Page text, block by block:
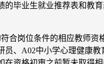
的毕业生就业推荐表和教
符合岗位条件的相应教师资
员、A02中小学心理健康教